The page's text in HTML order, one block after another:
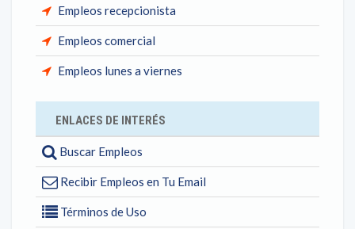
Empleos recepcionista
Empleos comercial
Empleos lunes a viernes
ENLACES DE INTERÉS
Buscar Empleos
Recibir Empleos en Tu Email
Términos de Uso